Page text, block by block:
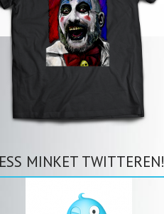
MINKET TWITTEREN!